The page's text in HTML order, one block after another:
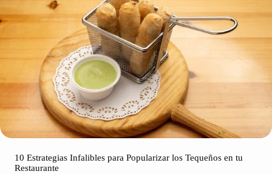
10 Estrategias Infalibles para Popularizar los Tequeños en tu
Restaurante